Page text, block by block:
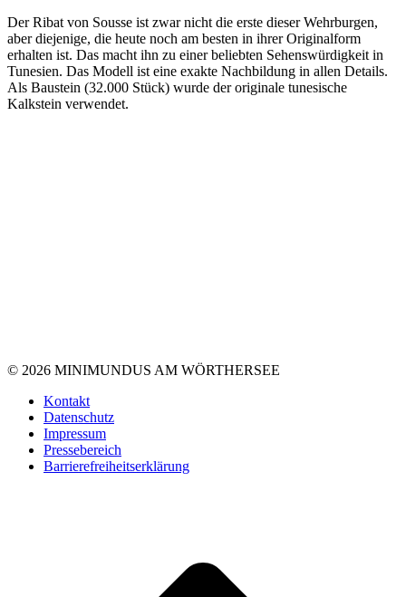
Der Ribat von Sousse ist zwar nicht die erste dieser Wehrburgen,
aber diejenige, die heute noch am besten in ihrer Originalform
erhalten ist. Das macht ihn zu einer beliebten Sehenswürdigkeit in
Tunesien. Das Modell ist eine exakte Nachbildung in allen Details.
Als Baustein (32.000 Stück) wurde der originale tunesische
Kalkstein verwendet.
© 2026 MINIMUNDUS AM WÖRTHERSEE
Kontakt
Datenschutz
Impressum
Pressebereich
Barrierefreiheitserklärung